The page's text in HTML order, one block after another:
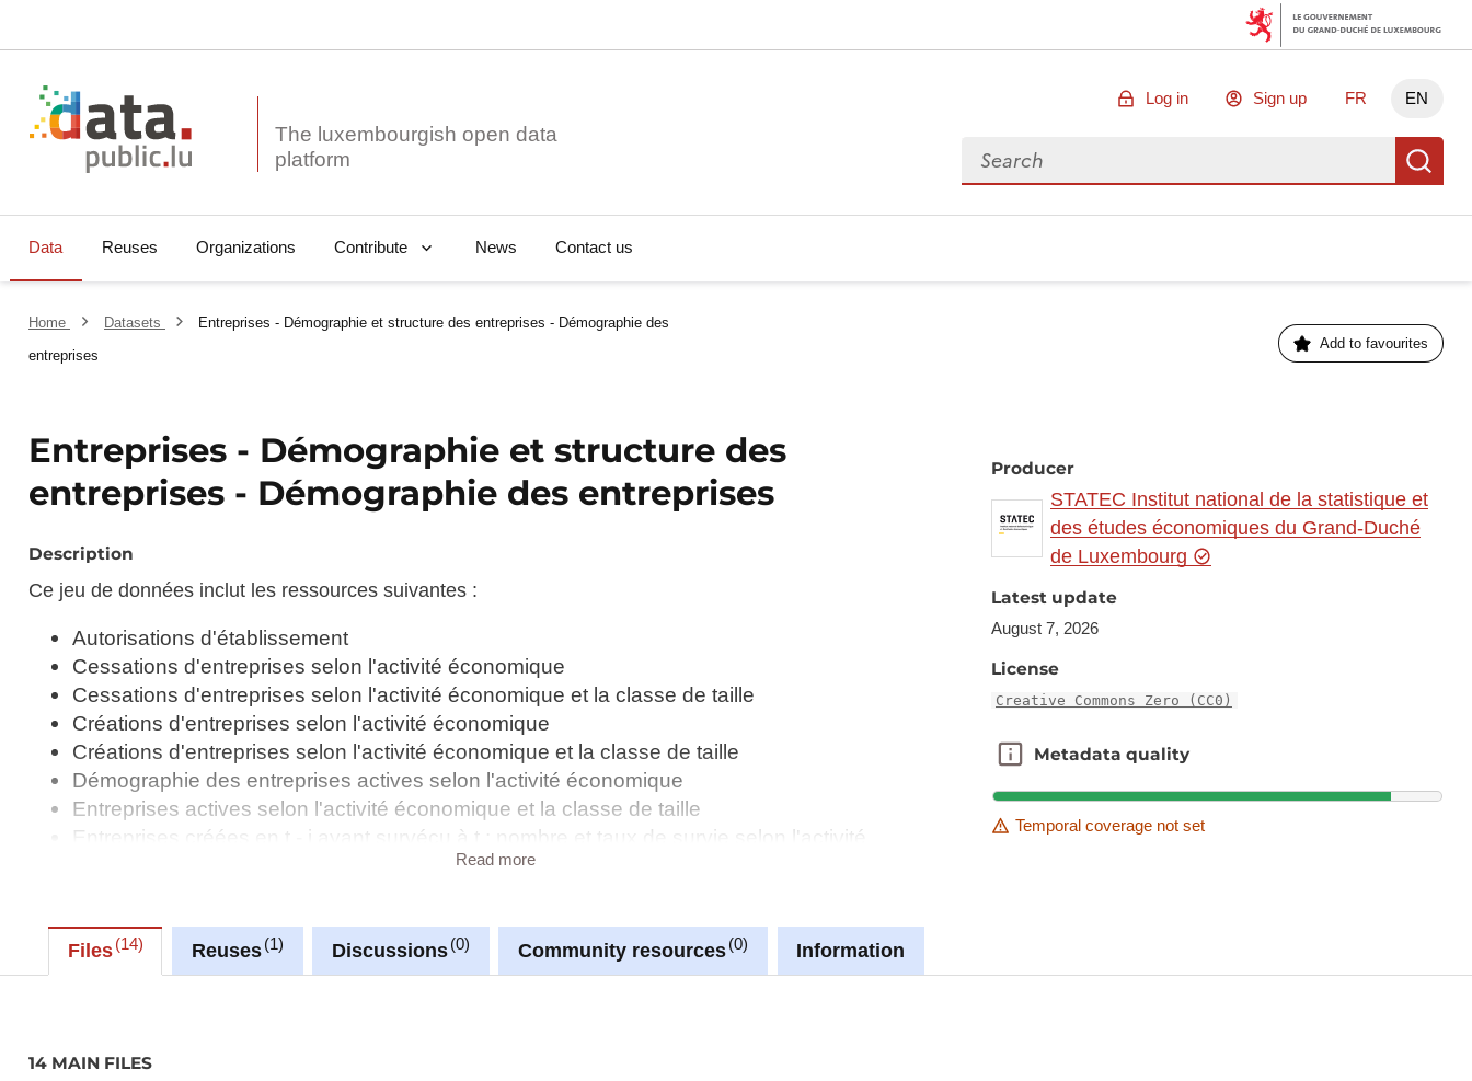
The luxembourgish open data
Log in Sign up FR EN
Search for data
Data Reuses Organizations Contribute News Contact us
Home Datasets
Entreprises - Démographie et structure des entreprises - Démographie des
entreprises
Add to favourites
Entreprises - Démographie et structure des
entreprises - Démographie des entreprises
Description
Ce jeu de données inclut les ressources suivantes :
Autorisations d'établissement
Cessations d'entreprises selon l'activité économique
Cessations d'entreprises selon l'activité économique et la classe de taille
Créations d'entreprises selon l'activité économique
Créations d'entreprises selon l'activité économique et la classe de taille
Démographie des entreprises actives selon l'activité économique
Entreprises actives selon l'activité économique et la classe de taille
Entreprises créées en t - i ayant survécu à t : nombre et taux de survie selon l'activité
Evolution des postes d'emplois salariés occupés dans les entreprises créées selon l'activité
économique - année de création : 2018
Faillites prononcées par les tribunaux de commerce selon l'activité économique
Principaux indicateurs selon l'activité économique
Read more
Producer
STATEC Institut national de la statistique et
des études économiques du Grand-Duché
de Luxembourg
Latest update
August 7, 2026
License
Creative Commons Zero (CC0)
Metadata quality
Metadata quality
Temporal coverage not set
Files 14 Reuses 1 Discussions 0 Community resources 0 Information
14 MAIN FILES